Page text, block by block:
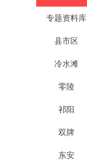
专题资料库
县市区
冷水滩
零陵
祁阳
双牌
东安